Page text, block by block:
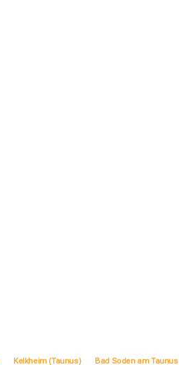
Kelkheim (Taunus) Bad Soden am Taunus